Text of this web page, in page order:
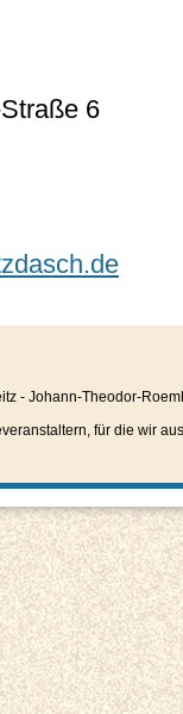
6
- Johann-Theodor-
für die wir